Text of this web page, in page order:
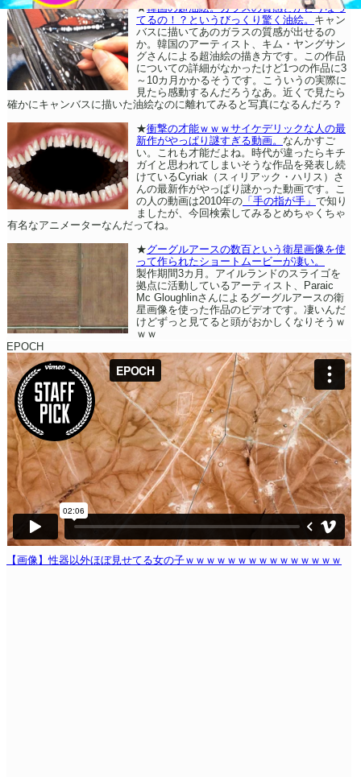
★韓国の超油絵。ガラスの質感とかどうなっ
てるの！？というびっくり驚く油絵。 キャン
バスに描いてあのガラスの質感が出せるの
か。韓国のアーティスト、キム・ヤングサン
グさんによる超油絵の描き方です。この作品
についての詳細がなかったけど1つの作品に3
～10カ月かかるそうです。こういうの実際に
見たら感動するんだろうなあ。近くで見たら
確かにキャンバスに描いた油絵なのに離れてみると写真になるんだろ？
★衝撃の才能ｗｗｗサイケデリックな人の最
新作がやっぱり謎すぎる動画。 なんかすご
い。これも才能だよね。時代が違ったらキチ
ガイと思われてしまいそうな作品を発表し続
けているCyriak（スィリアック・ハリス）さ
んの最新作がやっぱり謎かった動画です。こ
の人の動画は2010年の 「手の指が手」 で知り
ましたが、今回検索してみるとめちゃくちゃ
有名なアニメーターなんだってね。
★グーグルアースの数百という衛星画像を使
って作られたショートムービーが凄い。
製作期間3カ月。アイルランドのスライゴを
拠点に活動しているアーティスト、Paraic
Mc Gloughlinさんによるグーグルアースの衛
星画像を使った作品のビデオです。凄いんだ
けどずっと見てると頭がおかしくなりそうｗ
ｗｗ
EPOCH
【画像】性器以外ほぼ見せてる女の子ｗｗｗｗｗｗｗｗｗｗｗｗｗｗｗ